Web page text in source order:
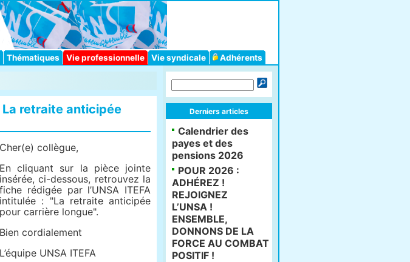
Thématiques Vie professionnelle Vie syndicale Adhérents
La retraite anticipée
Cher(e) collègue,
En cliquant sur la pièce jointe
insérée, ci-dessous, retrouvez la
fiche rédigée par l’UNSA ITEFA
intitulée : "La retraite anticipée
pour carrière longue".
Bien cordialement
L’équipe UNSA ITEFA
Derniers articles
Calendrier des
payes et des
pensions 2026
POUR 2026 :
ADHÉREZ !
REJOIGNEZ
L’UNSA !
ENSEMBLE,
DONNONS DE LA
FORCE AU COMBAT
POSITIF !